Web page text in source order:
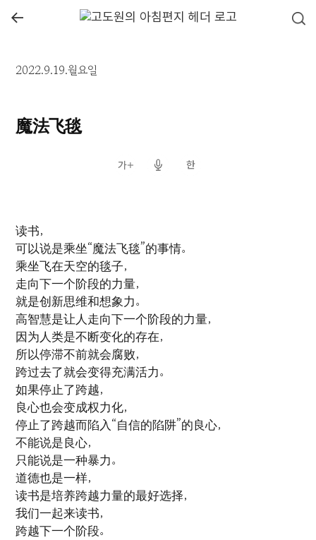
←
2022.9.19.월요일
魔法飞毯
读书，
可以说是乘坐“魔法飞毯”的事情。
乘坐飞在天空的毯子，
走向下一个阶段的力量，
就是创新思维和想象力。
高智慧是让人走向下一个阶段的力量，
因为人类是不断变化的存在，
所以停滞不前就会腐败，
跨过去了就会变得充满活力。
如果停止了跨越，
良心也会变成权力化，
停止了跨越而陷入“自信的陷阱”的良心，
不能说是良心，
只能说是一种暴力。
道德也是一样，
读书是培养跨越力量的最好选择，
我们一起来读书，
跨越下一个阶段。